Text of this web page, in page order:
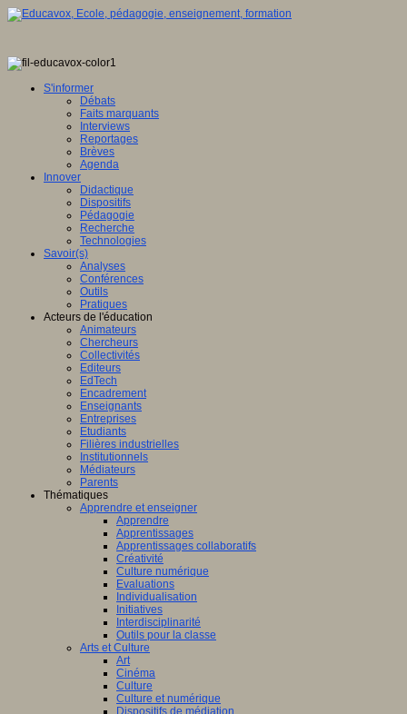
S'informer
Débats
Faits marquants
Interviews
Reportages
Brèves
Agenda
Innover
Didactique
Dispositifs
Pédagogie
Recherche
Technologies
Savoir(s)
Analyses
Conférences
Outils
Pratiques
Acteurs de l'éducation
Animateurs
Chercheurs
Collectivités
Editeurs
EdTech
Encadrement
Enseignants
Entreprises
Etudiants
Filières industrielles
Institutionnels
Médiateurs
Parents
Thématiques
Apprendre et enseigner
Apprendre
Apprentissages
Apprentissages collaboratifs
Créativité
Culture numérique
Evaluations
Individualisation
Initiatives
Interdisciplinarité
Outils pour la classe
Arts et Culture
Art
Cinéma
Culture
Culture et numérique
Dispositifs de médiation